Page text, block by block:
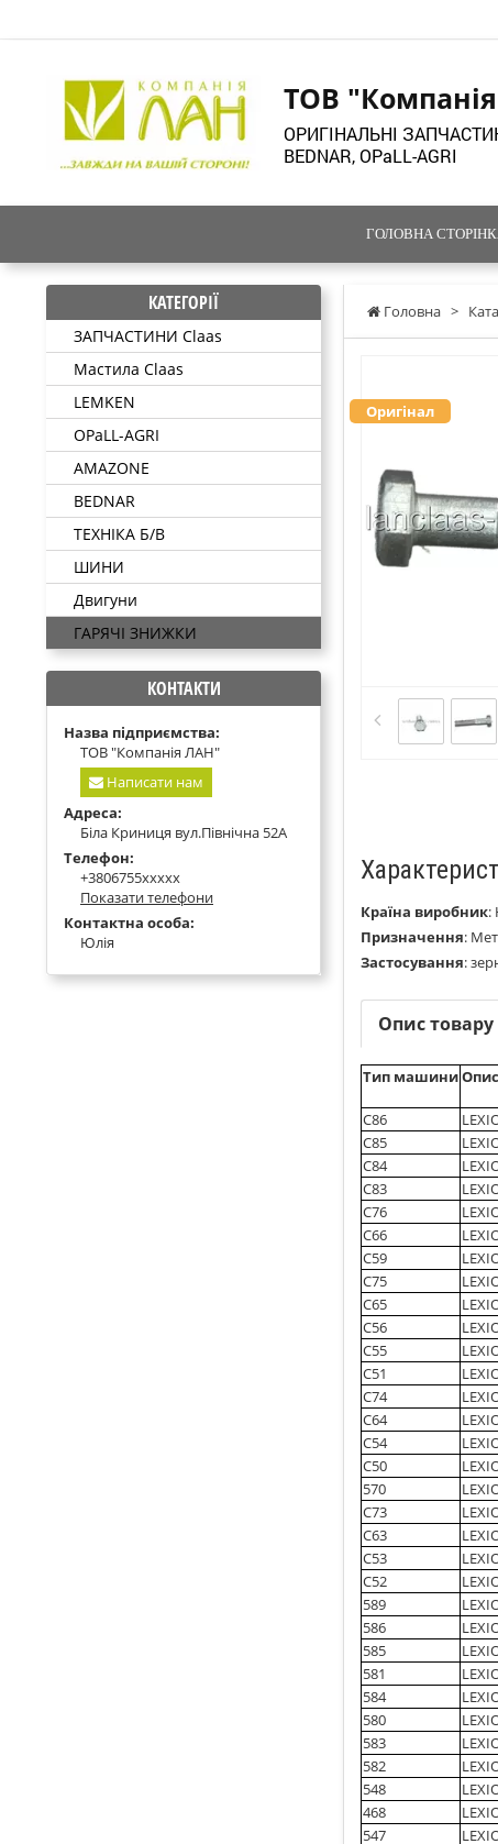
ТОВ
ОРИГІНАЛЬНІ
BEDNAR, OPaLL-AGRI
ГОЛОВНА
Головна >
Оригінал
Країна виробник:
Призначення:
Застосування:
Опис товару
Тип машиниОпис
C86
C85
C84
C83
C76
C66
C59
C75
C65
C56
C55
C51
C74
C64
C54
C50
570
C73
C63
C53
C52
589
586
585
581
584
580
583
582
548
468
547
КАТЕГОРІЇ
ЗАПЧАСТИНИ Claas
Мастила Claas
LEMKEN
OPaLL-AGRI
AMAZONE
BEDNAR
ТЕХНІКА Б/В
ШИНИ
Двигуни
ГАРЯЧІ ЗНИЖКИ
КОНТАКТИ
Назва підприємства:
ТОВ "Компанія ЛАН"
Написати нам
Адреса:
Біла Криниця вул.Північна 52А
Телефон:
+3806755xxxxx
Показати телефони
Контактна особа:
Юлія